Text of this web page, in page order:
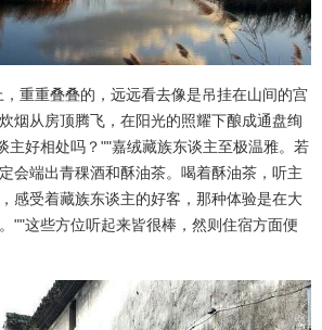
重重叠叠的，远远看去像是吊挂在山间的宫
烟从房顶腾飞，在阳光的照耀下酿成通盘绚
主好相处吗？""嘉绒藏族东谈主至极温雅。若
会端出青稞酒和酥油茶。喝着酥油茶，听主
感受着藏族东谈主的好客，那种体验是在大
""这些方位听起来皆很棒，然则住宿方面便